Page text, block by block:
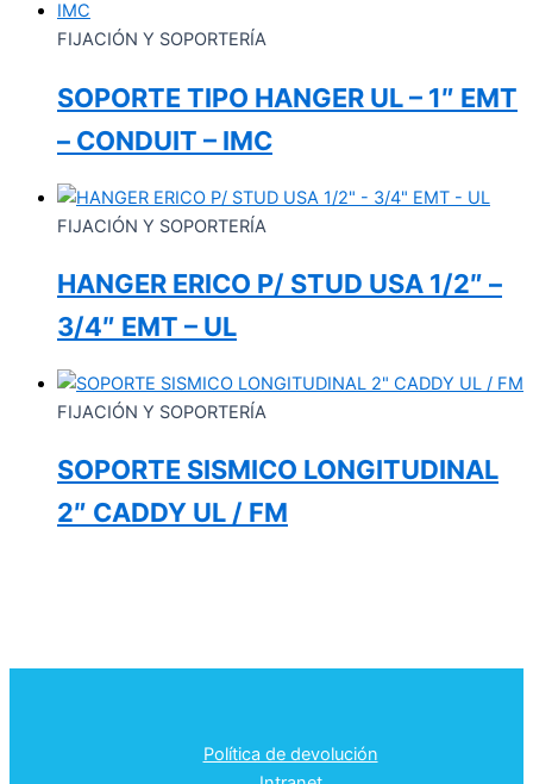
FIJACIÓN Y SOPORTERÍA
SOPORTE TIPO HANGER UL – 1″ EMT
– CONDUIT – IMC
FIJACIÓN Y SOPORTERÍA
HANGER ERICO P/ STUD USA 1/2″ –
3/4″ EMT – UL
FIJACIÓN Y SOPORTERÍA
SOPORTE SISMICO LONGITUDINAL
2″ CADDY UL / FM
Política de devolución